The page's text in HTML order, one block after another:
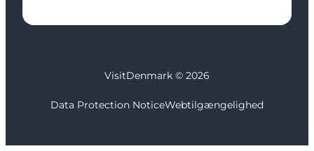
VisitDenmark © 2026
Data Protection NoticeWebtilgængelighed